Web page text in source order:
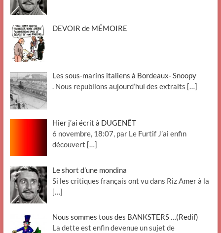
DEVOIR de MÉMOIRE
Les sous-marins italiens à Bordeaux- Snoopy
. Nous republions aujourd’hui des extraits […]
Hier j’ai écrit à DUGENÊT
6 novembre, 18:07, par Le Furtif J’ai enfin
découvert […]
Le short d’une mondina
Si les critiques français ont vu dans Riz Amer à la
[…]
Nous sommes tous des BANKSTERS …(Redif)
La dette est enfin devenue un sujet de